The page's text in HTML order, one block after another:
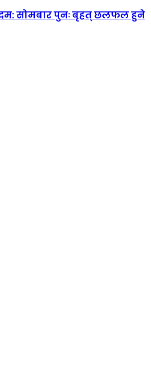
सोमबार पुनः बृहत् छलफल हुने